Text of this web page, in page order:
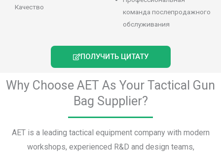
Качество
команда послепродажного
обслуживания
ПОЛУЧИТЬ ЦИТАТУ
Why Choose AET As Your Tactical Gun
Bag Supplier?
AET is a leading tactical equipment company with modern
workshops, experienced R&D and design teams,